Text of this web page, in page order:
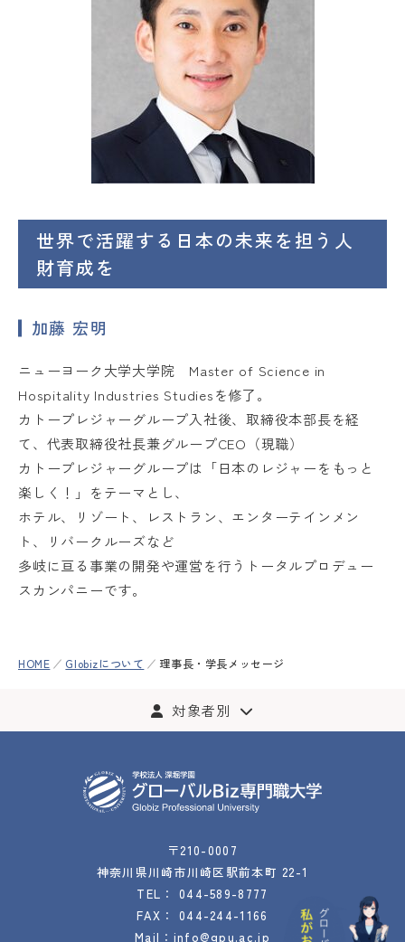
世界で活躍する日本の未来を担う人
財育成を
加藤 宏明
ニューヨーク大学大学院 Master of Science in
Hospitality Industries Studiesを修了。
カトープレジャーグループ入社後、取締役本部長を経
て、代表取締役社長兼グループCEO（現職）
カトープレジャーグループは「日本のレジャーをもっと
楽しく！」をテーマとし、
ホテル、リゾート、レストラン、エンターテインメン
ト、リバークルーズなど
多岐に亘る事業の開発や運営を行うトータルプロデュー
スカンパニーです。
HOME Globizについて 理事長・学長メッセージ
対象者別
〒210-0007
神奈川県川崎市川崎区駅前本町 22-1
TEL： 044-589-8777
FAX： 044-244-1166
Mail： info@gpu.ac.jp